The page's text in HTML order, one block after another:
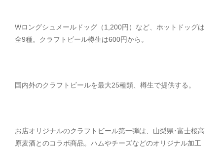
Wロングシュメールドッグ（1,200円）など、ホットドッグは
全9種。クラフトビール樽生は600円から。
国内外のクラフトビールを最大25種類、樽生で提供する。
お店オリジナルのクラフトビール第一弾は、山梨県･富士桜高
原麦酒とのコラボ商品。ハムやチーズなどのオリジナル加工